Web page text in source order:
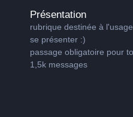
Présentation
rubrique destinée à
se présenter :)
passage obligatoire pour
1,5k messages